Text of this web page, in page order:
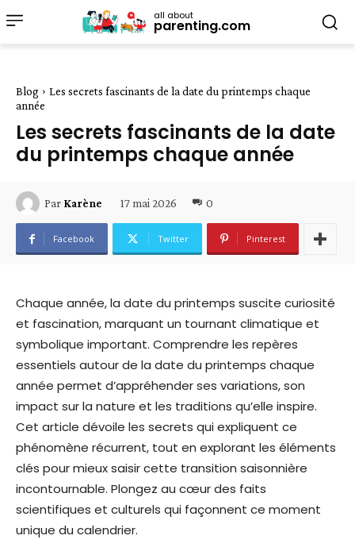
all about
parenting.com
Blog
Les secrets fascinants de la date du printemps chaque
année
Les secrets fascinants de la date
du printemps chaque année
Par Karène 17 mai 2026 0
Facebook Twitter Pinterest
Chaque année, la date du printemps suscite curiosité
et fascination, marquant un tournant climatique et
symbolique important. Comprendre les repères
essentiels autour de la date du printemps chaque
année permet d’appréhender ses variations, son
impact sur la nature et les traditions qu’elle inspire.
Cet article dévoile les secrets qui expliquent ce
phénomène récurrent, tout en explorant les éléments
clés pour mieux saisir cette transition saisonnière
incontournable. Plongez au cœur des faits
scientifiques et culturels qui façonnent ce moment
unique du calendrier.